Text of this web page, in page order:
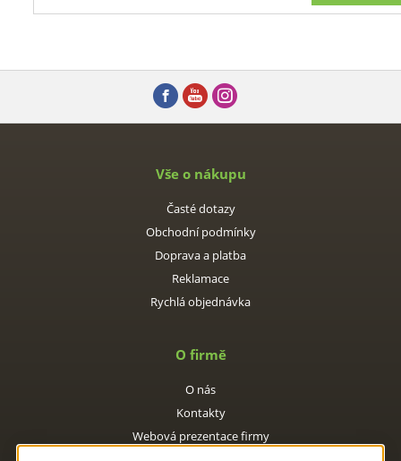
Vše o nákupu
Časté dotazy
Obchodní podmínky
Doprava a platba
Reklamace
Rychlá objednávka
O firmě
O nás
Kontakty
Webová prezentace firmy